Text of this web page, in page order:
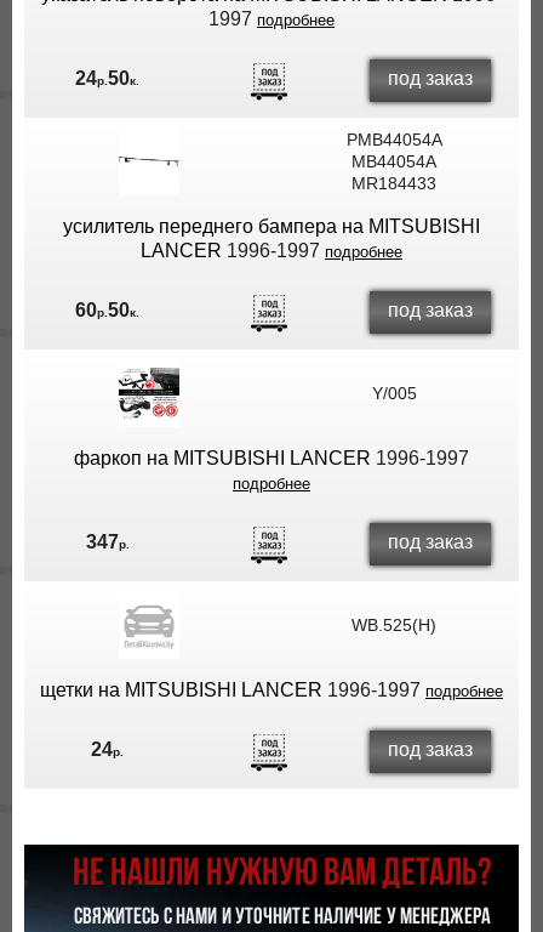
1997 подробнее
24р.50к. под заказ
PMB44054A
MB44054A
MR184433
усилитель переднего бампера на MITSUBISHI
LANCER 1996-1997 подробнее
60р.50к. под заказ
Y/005
фаркоп на MITSUBISHI LANCER 1996-1997
подробнее
347р. под заказ
WB.525(H)
щетки на MITSUBISHI LANCER 1996-1997 подробнее
24р. под заказ
НЕ НАШЛИ НУЖНУЮ ВАМ ДЕТАЛЬ?
СВЯЖИТЕСЬ С НАМИ И УТОЧНИТЕ НАЛИЧИЕ У МЕНЕДЖЕРА